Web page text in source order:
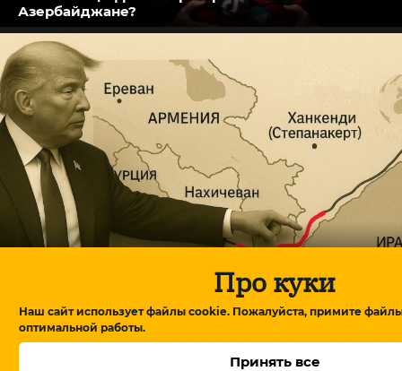
Про куки
Наш сайт использует файлы cookie. Пожалуйста, примите
оптимальной работы.
Принять все
Азербайджане?
Глава американского фонда TRIPP+ на
переговорах в Армении: детали обсуждений